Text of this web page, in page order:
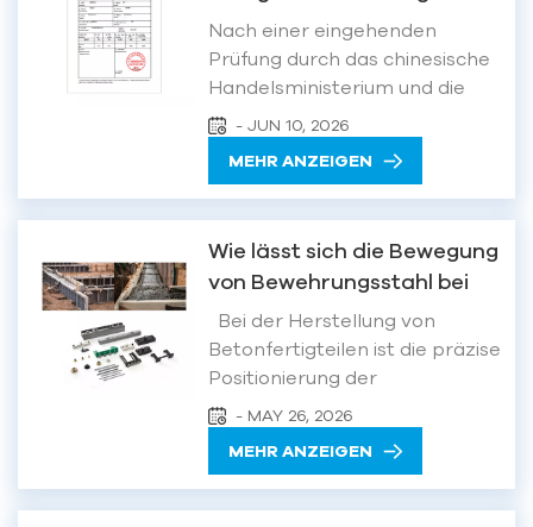
Juni (Freitag) – 21. Juni
(Sonntag), 2026 (3 Tage) Der
reguläre Betrieb wird...
eine Produktionslizenz für
LSC-Güter mit doppeltem
Verwendungszweck
Nach einer eingehenden
Prüfung durch das chinesische
Handelsministerium und die
lokalen Handelsbehörden
erzielte unser Unternehmen
kürzlich einen bedeutenden
Durchbruch bei seinem
dysprosiumhaltige NdFeB-
Hartmagnetmaterialien. Nach
sorgfältiger
Dokumentenerstellung,
Systemanmeldung...
- JUN 10, 2026
MEHR ANZEIGEN
Wie lässt sich die Bewegung
von Bewehrungsstahl bei
der Herstellung von
Betonfertigteilen
verhindern?
Bei der Herstellung von
Betonfertigteilen ist die präzise
Positionierung der
Bewehrungsstäbe
entscheidend für die
Tragfähigkeit und
Dauerhaftigkeit der
- MAY 26, 2026
MEHR ANZEIGEN